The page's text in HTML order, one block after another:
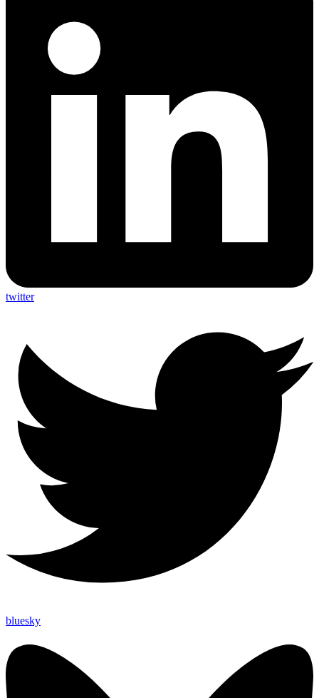
twitter
bluesky